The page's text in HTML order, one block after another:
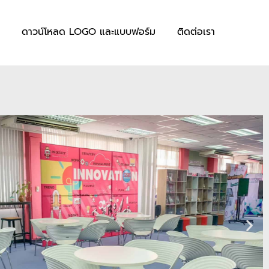
ดาวน์โหลด LOGO และแบบฟอร์ม ติดต่อเรา